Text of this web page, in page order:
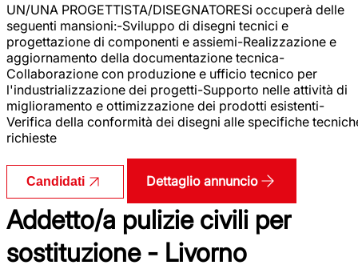
UN/UNA PROGETTISTA/DISEGNATORESi occuperà delle
seguenti mansioni:-Sviluppo di disegni tecnici e
progettazione di componenti e assiemi-Realizzazione e
aggiornamento della documentazione tecnica-
Collaborazione con produzione e ufficio tecnico per
l'industrializzazione dei progetti-Supporto nelle attività di
miglioramento e ottimizzazione dei prodotti esistenti-
Verifica della conformità dei disegni alle specifiche
richieste
Candidati Dettaglio annuncio
Addetto/a pulizie civili per
sostituzione - Livorno